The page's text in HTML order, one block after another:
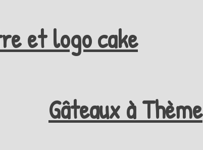
et logo cake
Gâteaux à Thème